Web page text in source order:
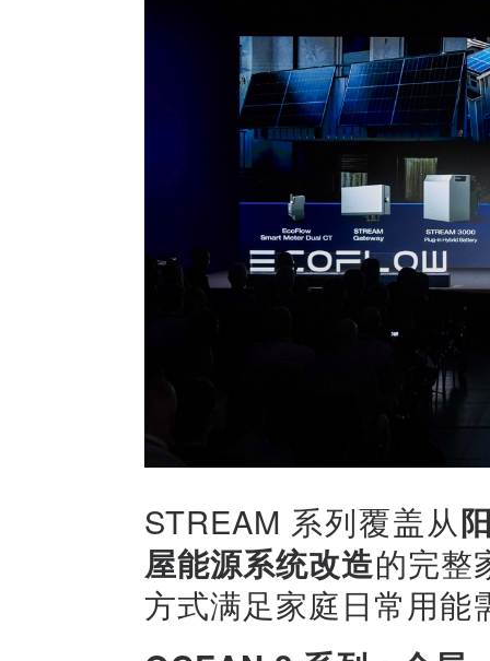
STREAM 系列覆盖从
屋能源系统改造的完整
方式满足家庭日常用能